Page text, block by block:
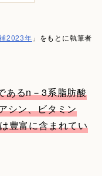
2023年 」をもとに執筆者
あるn－3系脂肪酸
シン、ビタミン
豊富に含まれてい